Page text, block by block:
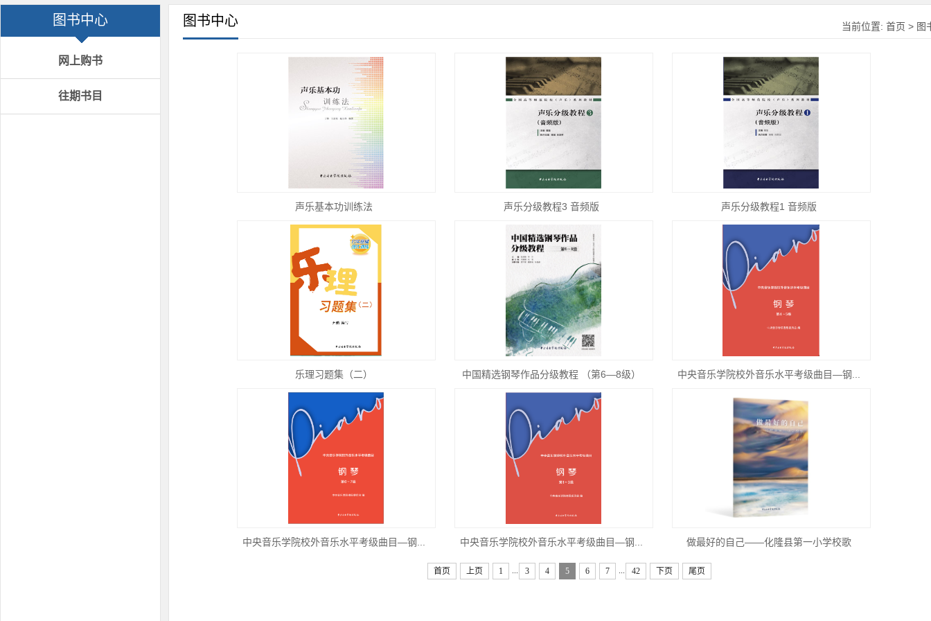
图书中心
网上购书
往期书目
图书中心 当前位置: 首页 > 图
声乐基本功训练法 声乐分级教程3 音频版 声乐分级教程1 音频版
乐理习题集（二） 中国精选钢琴作品分级教程 （第6—8级） 中央音乐学院校外音乐水平考级曲目—钢...
中央音乐学院校外音乐水平考级曲目—钢... 中央音乐学院校外音乐水平考级曲目—钢... 做最好的自己——化隆县第一小学校歌
首页 上页 1 ... 3 4 5 6 7 ... 42 下页 尾页